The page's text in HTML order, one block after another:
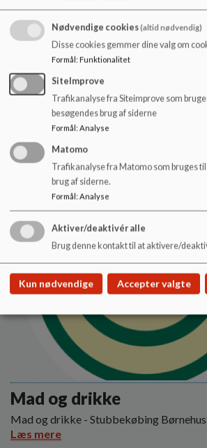
Æblehuset
Æblehuset er et integreret dagtilbud for
alderen 0-6 år.
Læs mere
Mad og drikke
Mad og drikke - Stubbekøbing Børnehus
Læs mere
Nødvendige cookies(altid nødvendig)
Disse cookies gemmer dine valg om
Formål: Funktionalitet
SiteImprove
Trafikanalyse fra Siteimprove som
besøgendes brug af siderne
Formål: Analyse
Matomo
Trafikanalyse fra Matomo som bruges
brug af siderne.
Formål: Analyse
Aktiver/deaktivér alle
Brug denne kontakt til at aktivere/
Kun nødvendige Accepter valgte